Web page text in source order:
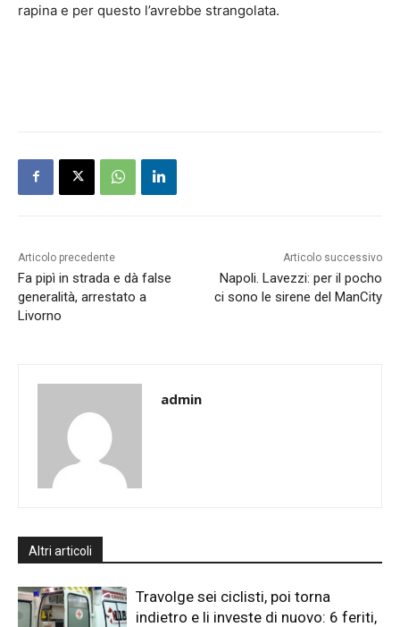
rapina e per questo l’avrebbe strangolata.
Articolo precedente
Fa pipì in strada e dà false
generalità, arrestato a
Livorno
Articolo successivo
Napoli. Lavezzi: per il pocho
ci sono le sirene del ManCity
admin
Altri articoli
Travolge sei ciclisti, poi torna
indietro e li investe di nuovo: 6 feriti,